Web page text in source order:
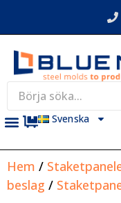
Svenska
Hem /
beslag /